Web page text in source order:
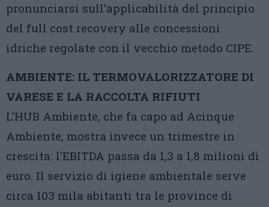
pronunciarsi sull’applicabilità del principio
del full cost recovery alle concessioni
idriche regolate con il vecchio metodo CIPE.
AMBIENTE: IL TERMOVALORIZZATORE DI
VARESE E LA RACCOLTA RIFIUTI
L’HUB Ambiente, che fa capo ad Acinque
Ambiente, mostra invece un trimestre in
crescita: l’EBITDA passa da 1,3 a 1,8 milioni di
euro. Il servizio di igiene ambientale serve
circa 103 mila abitanti tra le province di